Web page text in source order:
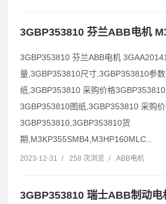
3GBP353810 芬兰ABB电机
3GBP353810 芬兰ABB电机
量,3GBP353810尺寸,3GBP353810参
纸,3GBP353810 采购价格
3GBP353810图纸,3GBP353810 采购
3GBP353810,3GBP353810货
期,M3KP355SMB4,M3HP160MLC...
2023-12-31 / 258 次浏览 / ABB电机
3GBP353810 瑞士ABB制动电